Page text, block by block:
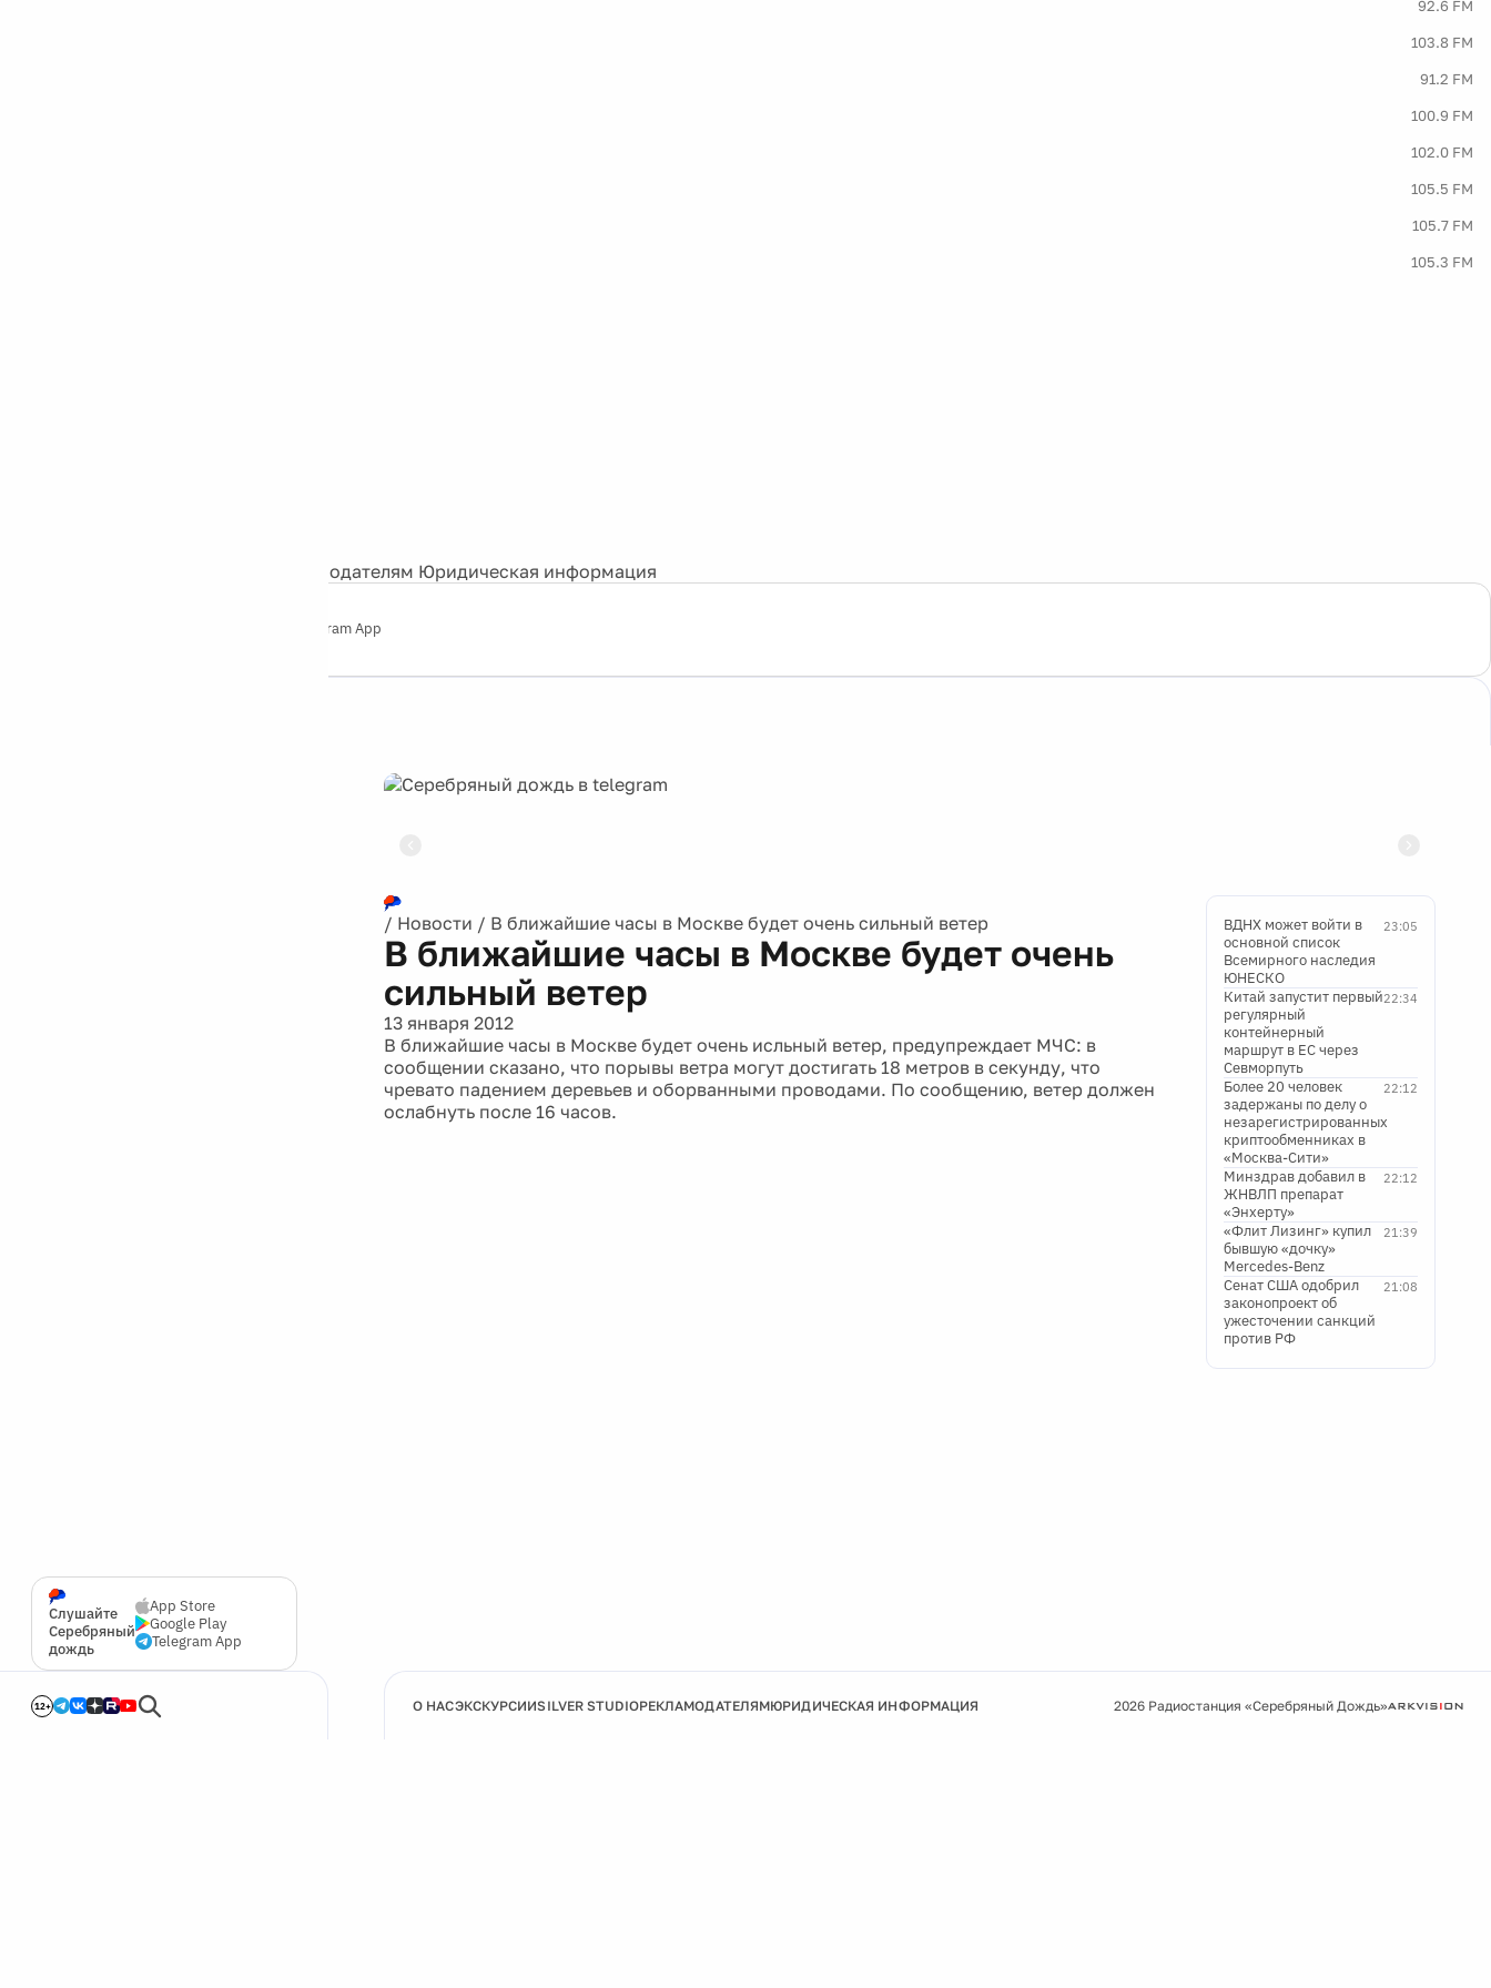
92.6 FM
103.8 FM
91.2 FM
100.9 FM
102.0 FM
105.5 FM
105.7 FM
105.3 FM
Рекламодателям Юридическая информация
Telegram App
Слушайте
Серебряный
дождь
App Store
Google Play
Telegram App
12+
/ Новости / В ближайшие часы в Москве будет очень сильный ветер
В ближайшие часы в Москве будет очень
сильный ветер
13 января 2012
В ближайшие часы в Москве будет очень исльный ветер, предупреждает МЧС: в
сообщении сказано, что порывы ветра могут достигать 18 метров в секунду, что
чревато падением деревьев и оборванными проводами. По сообщению, ветер должен
ослабнуть после 16 часов.
23:05
ВДНХ может войти в
основной список
Всемирного наследия
ЮНЕСКО
22:34
Китай запустит первый
регулярный
контейнерный
маршрут в ЕС через
Севморпуть
22:12
Более 20 человек
задержаны по делу о
незарегистрированных
криптообменниках в
«Москва-Сити»
22:12
Минздрав добавил в
ЖНВЛП препарат
«Энхерту»
21:39
«Флит Лизинг» купил
бывшую «дочку»
Mercedes-Benz
21:08
Сенат США одобрил
законопроект об
ужесточении санкций
против РФ
О НАСЭКСКУРСИИSILVER STUDIOРЕКЛАМОДАТЕЛЯМЮРИДИЧЕСКАЯ ИНФОРМАЦИЯ 2026 Радиостанция «Серебряный Дождь»